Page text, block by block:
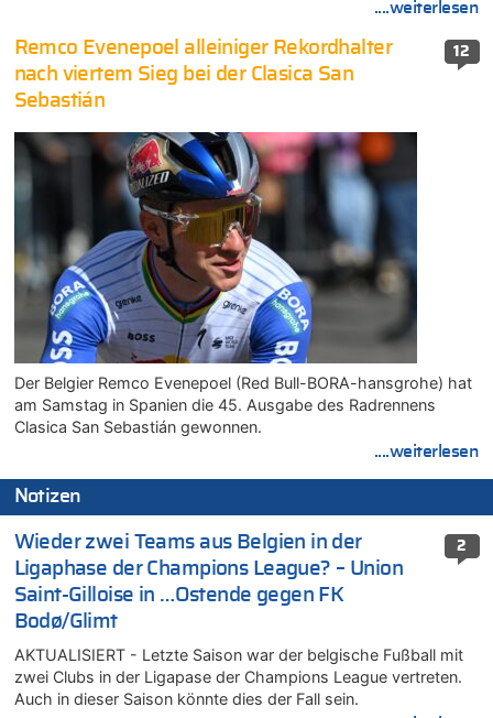
....weiterlesen
12
Remco Evenepoel alleiniger Rekordhalter
nach viertem Sieg bei der Clasica San
Sebastián
Der Belgier Remco Evenepoel (Red Bull-BORA-hansgrohe) hat
am Samstag in Spanien die 45. Ausgabe des Radrennens
Clasica San Sebastián gewonnen.
....weiterlesen
Notizen
2
Wieder zwei Teams aus Belgien in der
Ligaphase der Champions League? – Union
Saint-Gilloise in …Ostende gegen FK
Bodø/Glimt
AKTUALISIERT - Letzte Saison war der belgische Fußball mit
zwei Clubs in der Ligapase der Champions League vertreten.
Auch in dieser Saison könnte dies der Fall sein.